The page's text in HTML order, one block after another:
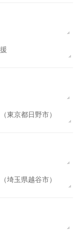
東京都日野市）
埼玉県越谷市）